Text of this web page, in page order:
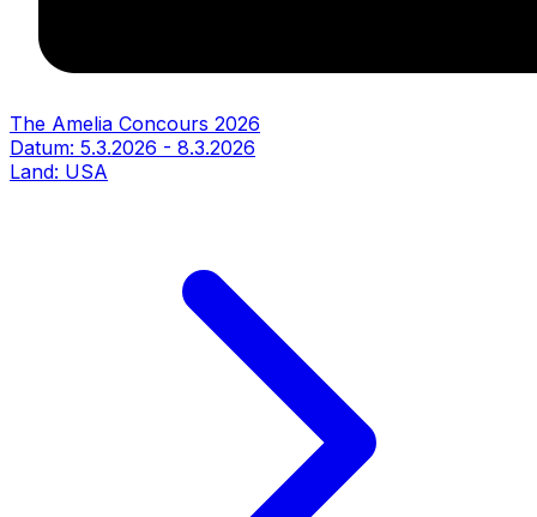
The Amelia Concours 2026
Datum: 5.3.2026 - 8.3.2026
Land: USA